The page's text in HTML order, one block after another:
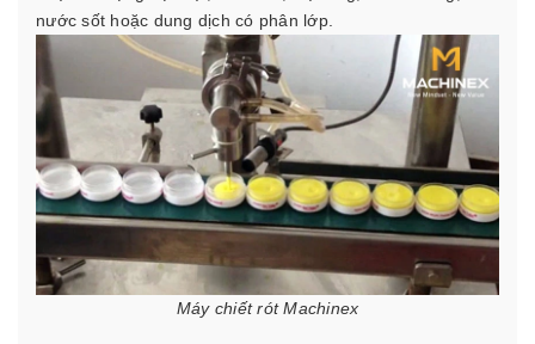
nước sốt hoặc dung dịch có phân lớp.
Máy chiết rót Machinex